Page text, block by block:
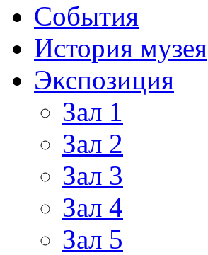
События
История музея
Экспозиция
Зал 1
Зал 2
Зал 3
Зал 4
Зал 5